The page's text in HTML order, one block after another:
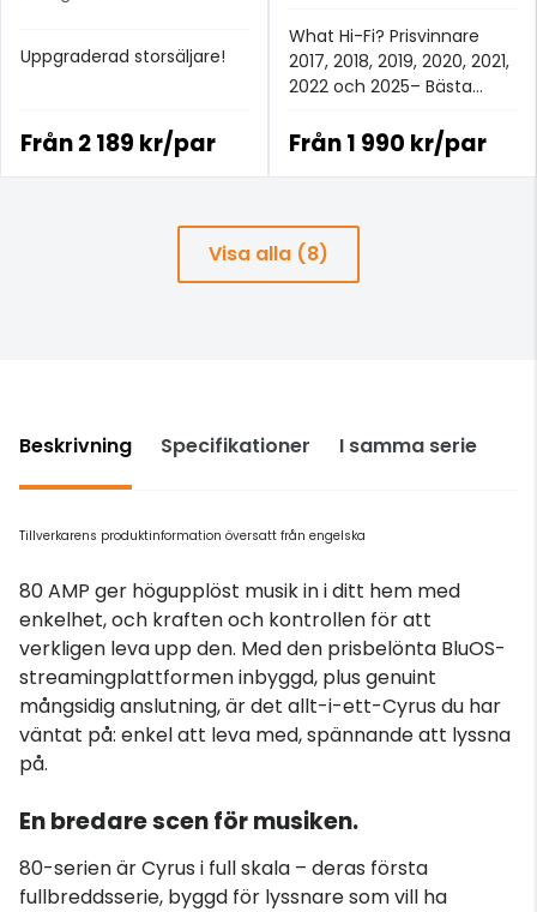
Uppgraderad storsäljare!
Från2 189 kr/par
What Hi-Fi? Prisvinnare
2017, 2018, 2019, 2020, 2021,
2022 och 2025– Bästa
£100+.
Från1 990 kr/par
Visa alla (8)
Beskrivning Specifikationer I samma serie
Tillverkarens produktinformation översatt från engelska
80 AMP ger högupplöst musik in i ditt hem med
enkelhet, och kraften och kontrollen för att
verkligen leva upp den. Med den prisbelönta BluOS-
streamingplattformen inbyggd, plus genuint
mångsidig anslutning, är det allt-i-ett-Cyrus du har
väntat på: enkel att leva med, spännande att lyssna
på.
En bredare scen för musiken.
80-serien är Cyrus i full skala – deras första
fullbreddsserie, byggd för lyssnare som vill ha